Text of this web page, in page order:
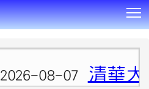
2026-08-07 清華